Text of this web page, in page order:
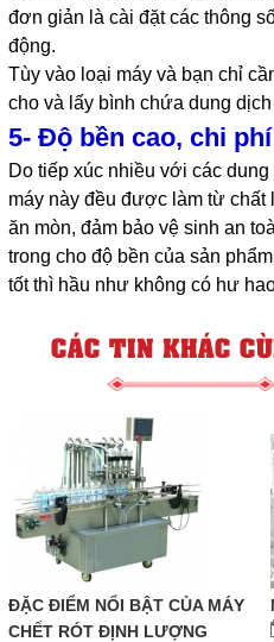
đơn giản là cài đặt các thông
động.
Tùy vào loại máy và bạn chỉ
cho và lấy bình chứa dung
5- Độ bền cao, chi
Do tiếp xúc nhiều với các
máy này đều được làm từ chất
ăn mòn, đảm bảo vệ sinh an
trong cho độ bền của sản
tốt thì hầu như không có hư
CÁC TIN KHÁC
ĐẶC ĐIỂM NỔI BẬT CỦA MÁY
CHẾT RÓT ĐỊNH LƯỢNG